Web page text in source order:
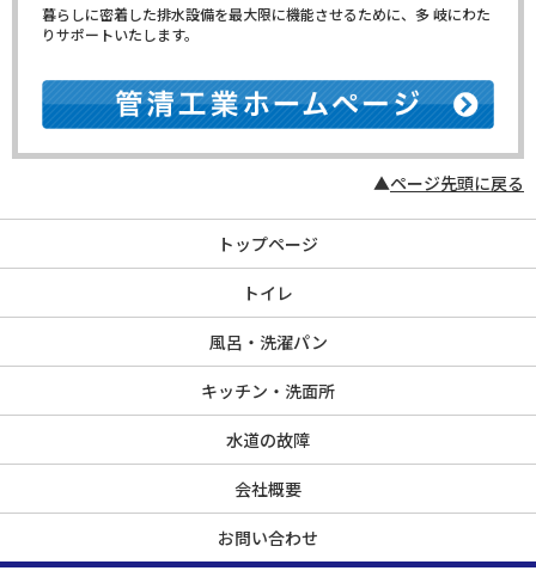
暮らしに密着した排水設備を最大限に機能させるために、多 岐にわた
りサポートいたします。
▲ページ先頭に戻る
トップページ
トイレ
風呂・洗濯パン
キッチン・洗面所
水道の故障
会社概要
お問い合わせ